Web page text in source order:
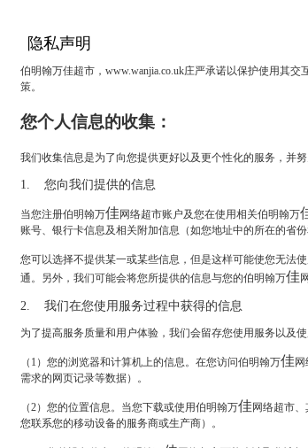
隐私声明
伯明翰万佳超市，www.wanjia.co.uk庄严承诺以保护使用其
策。
您个人信息的收集：
我们收集信息是为了向您提供更好以及更个性化的服务，并
1. 您向我们提供的信息
当您注册伯明翰万佳 网络超市账户及您在使用相关伯明翰万
账号、银行卡信息及相关附加信息（如您地址中的所在的省份
您可以选择不提供某一或某些信息，但是这样可能使您无法
通。另外，我们可能会将您所提供的信息与您的伯明翰万佳
2. 我们在您使用服务过程中获得的信息
为了提高服务质量和用户体验，我们会留存您使用服务以及
（ 1 ）您的浏览器和计算机上的信息。在您访问伯明翰万佳
需求的网页记录等数据）。
（2）您的位置信息。当您下载或使用伯明翰万佳 网络超市
您联系您的移动设备的服务商或生产商）。